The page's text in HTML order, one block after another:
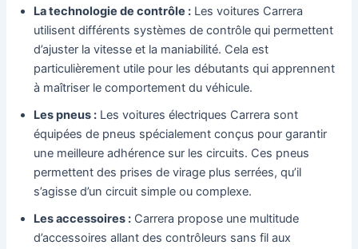
La technologie de contrôle : Les voitures Carrera
utilisent différents systèmes de contrôle qui permettent
d’ajuster la vitesse et la maniabilité. Cela est
particulièrement utile pour les débutants qui apprennent
à maîtriser le comportement du véhicule.
Les pneus : Les voitures électriques Carrera sont
équipées de pneus spécialement conçus pour garantir
une meilleure adhérence sur les circuits. Ces pneus
permettent des prises de virage plus serrées, qu’il
s’agisse d’un circuit simple ou complexe.
Les accessoires : Carrera propose une multitude
d’accessoires allant des contrôleurs sans fil aux